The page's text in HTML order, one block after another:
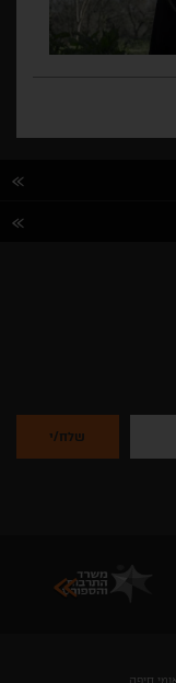
חיפה